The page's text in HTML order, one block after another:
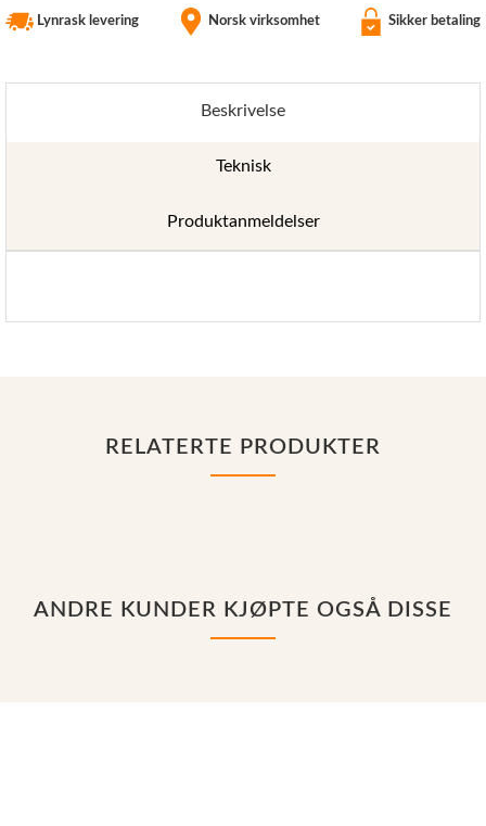
Lynrask levering Norsk virksomhet Sikker betaling
Beskrivelse
Teknisk
Produktanmeldelser
RELATERTE PRODUKTER
ANDRE KUNDER KJØPTE OGSÅ DISSE